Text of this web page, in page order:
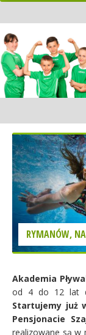
RYMANÓW,
Akademia
od 4 do 12 lat
Startujemy już
Pensjonacie
realizowane są w